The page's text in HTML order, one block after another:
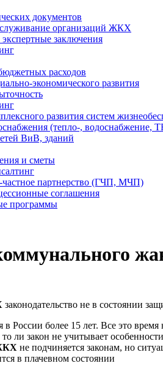
документов
организаций ЖКХ
заключения
расходов
экономического развития
развития систем
(тепло-, водоснабжение,
ВиВ, зданий
и сметы
частное партнерство (ГЧП, МЧП)
соглашения
программы
законодательство не в состоянии
в России более 15 лет. Все это
ли закон не учитывает
не подчиняется законам, но
в плачевном состоянии